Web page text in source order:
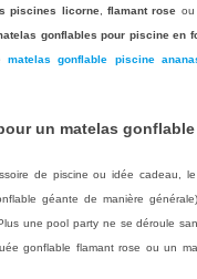
piscines licorne,flamant rose
gonflables pour piscine en
matelas gonflable piscine
un matelas
de piscine ouidée cadeau
géante de manière
Plus unepool party ne se déroule
gonflable flamant rose ou un